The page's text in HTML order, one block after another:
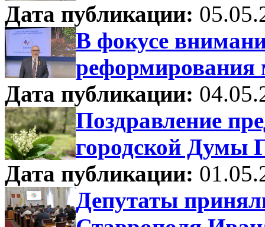
Дата публикации:
В фокусе
реформирования
Дата публикации:
Поздравление
городской Думы
Дата публикации:
Депутаты